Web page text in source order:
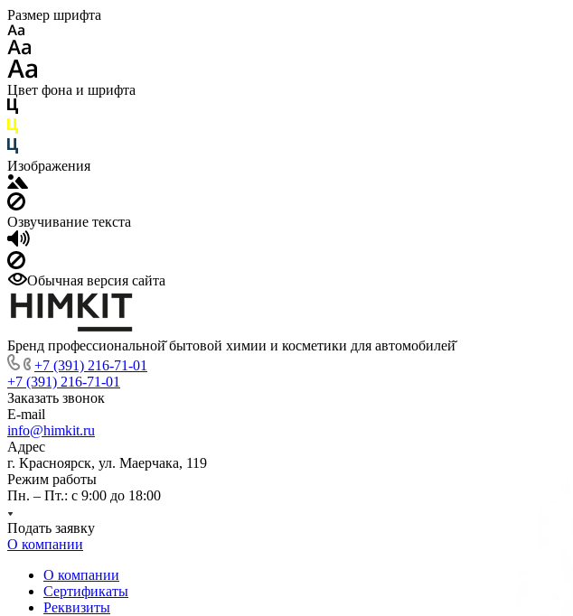
Размер шрифта
Цвет фона и шрифта
Изображения
Озвучивание текста
Обычная версия сайта
Бренд профессиональной̆ бытовой химии и косметики для автомобилей̆
+7 (391) 216-71-01
+7 (391) 216-71-01
Заказать звонок
E-mail
info@himkit.ru
Адрес
г. Красноярск, ул. Маерчака, 119
Режим работы
Пн. – Пт.: с 9:00 до 18:00
Подать заявку
О компании
О компании
Сертификаты
Реквизиты